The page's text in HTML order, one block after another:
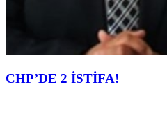
CHP’DE 2 İSTİFA!